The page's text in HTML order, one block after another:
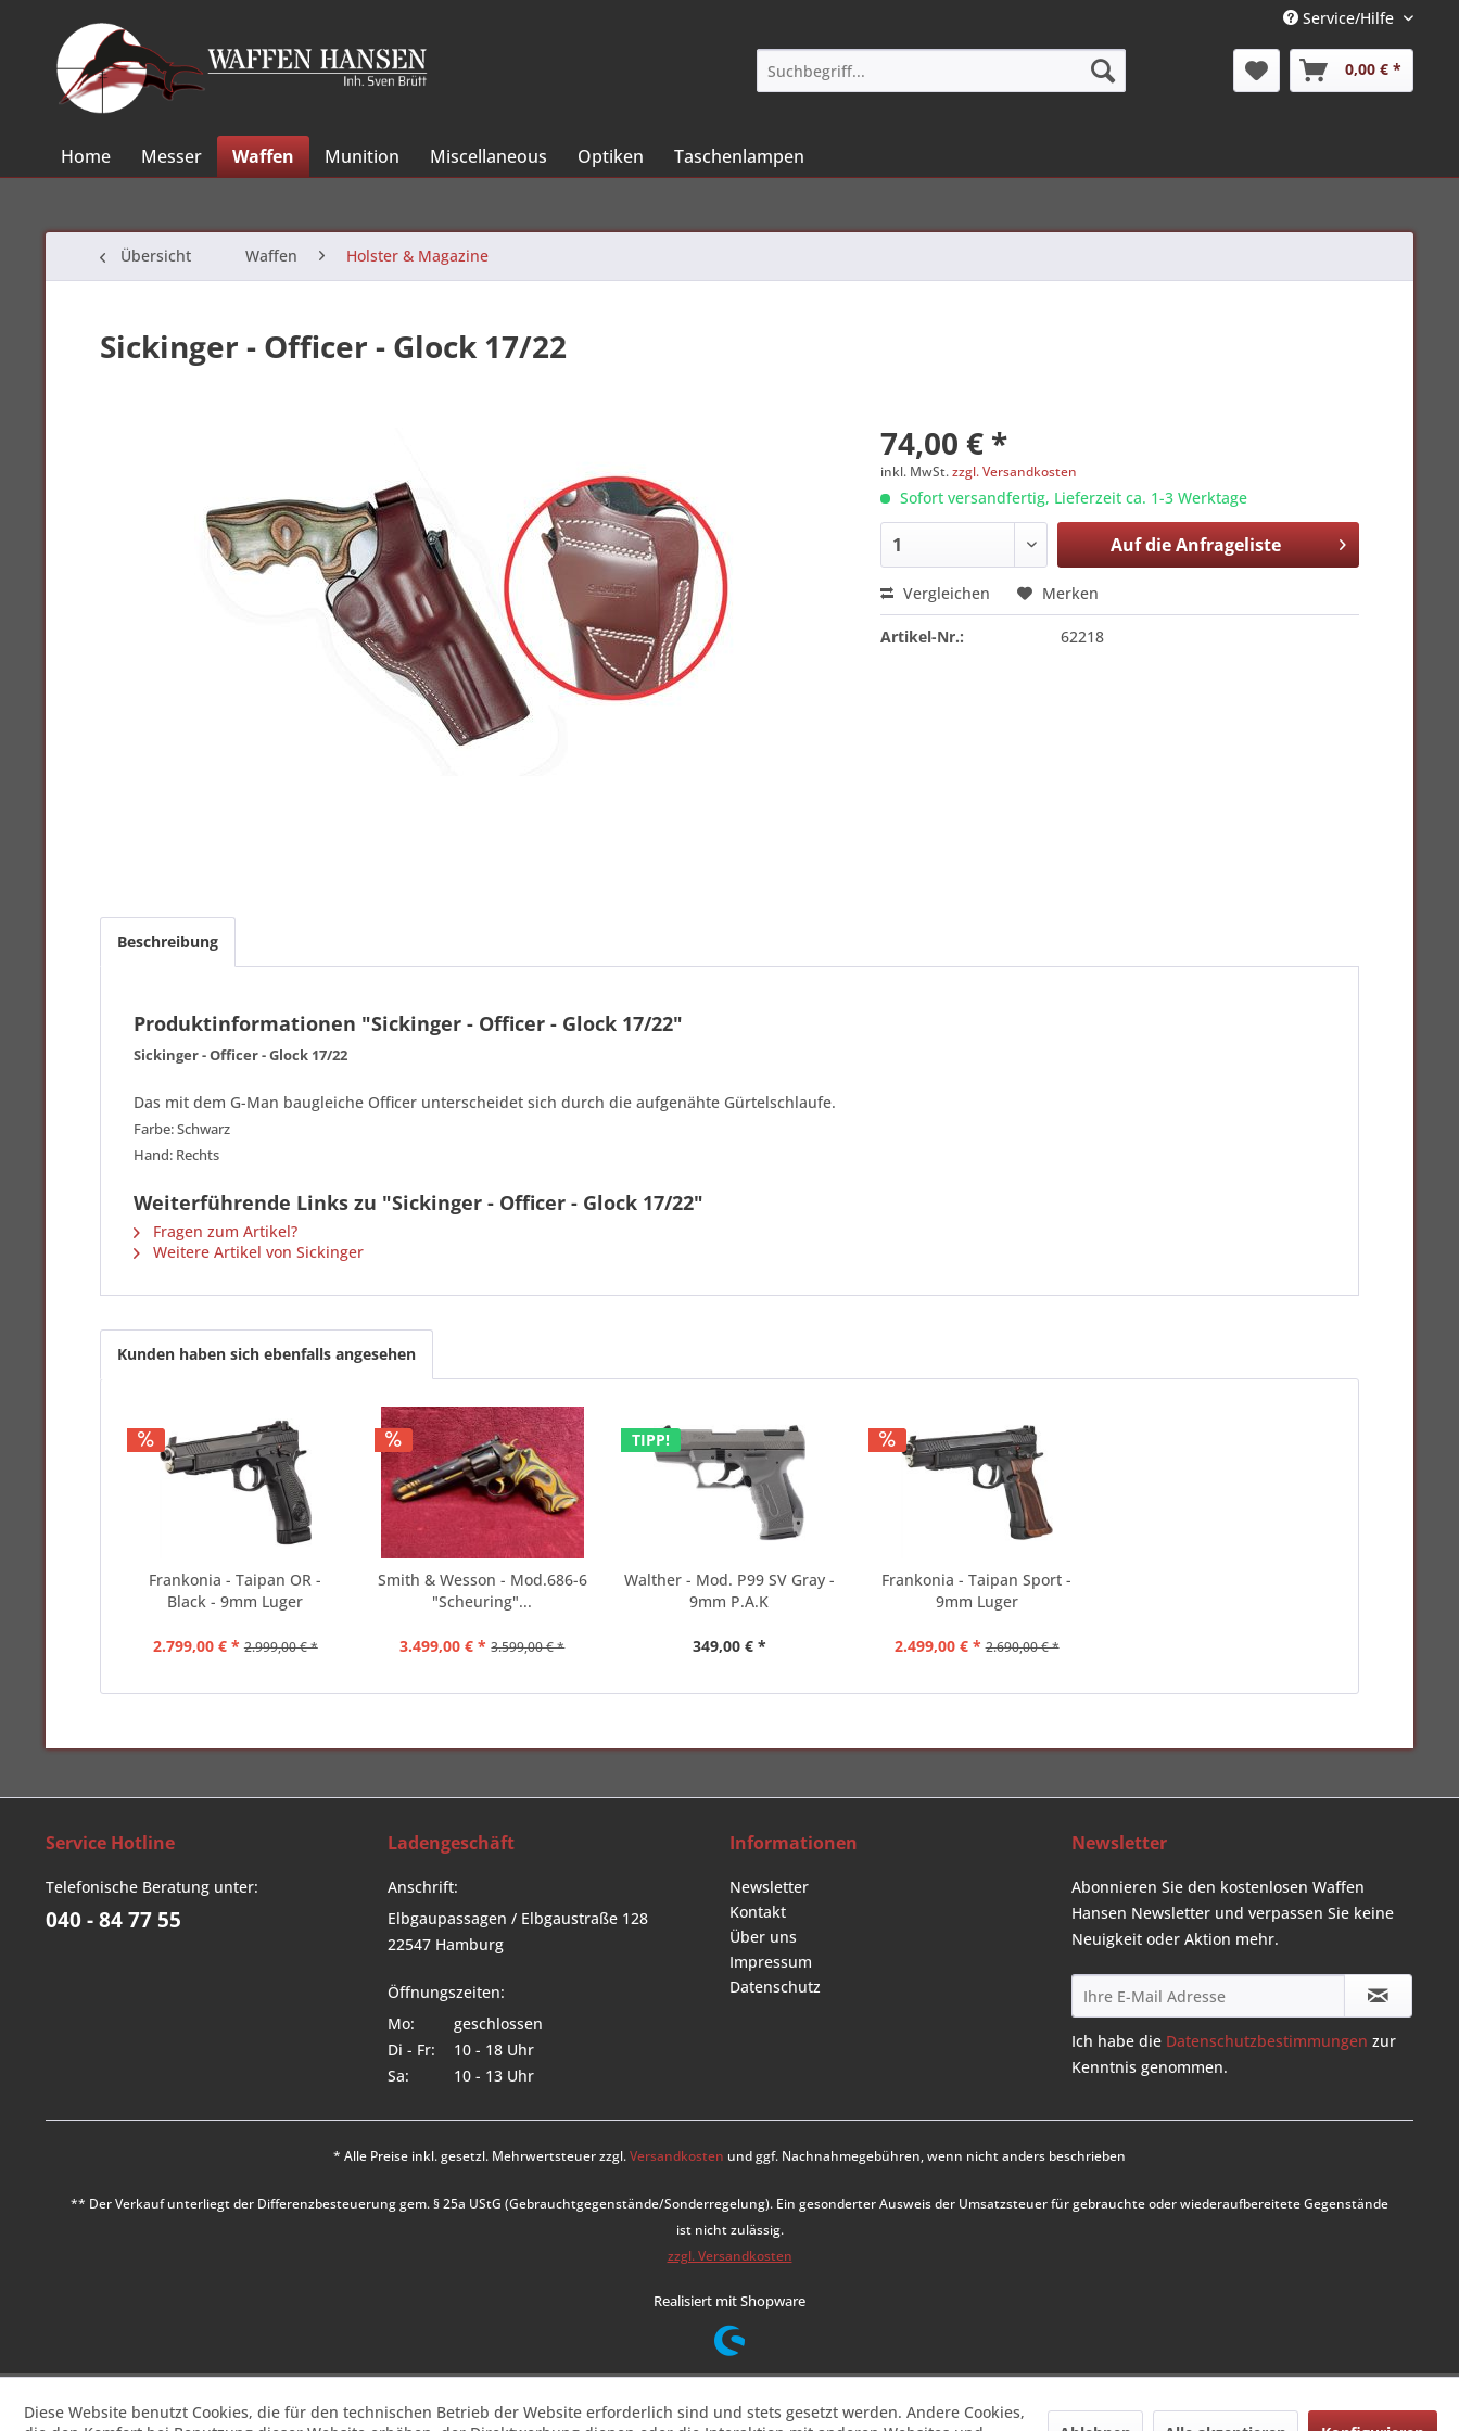
Service/Hilfe
0,00 € *
Home Messer Waffen Munition Miscellaneous Optiken Taschenlampen
Übersicht Waffen Holster & Magazine
Sickinger - Officer - Glock 17/22
74,00 € *
inkl. MwSt.zzgl. Versandkosten
Sofort versandfertig, Lieferzeit ca. 1-3 Werktage
Auf dieAnfrageliste
Vergleichen Merken
Artikel-Nr.: 62218
Beschreibung
Produktinformationen "Sickinger - Officer - Glock 17/22"
Sickinger - Officer - Glock 17/22
Das mit dem G-Man baugleiche Officer unterscheidet sich durch die aufgenähte Gürtelschlaufe.
Farbe: Schwarz
Hand: Rechts
Weiterführende Links zu "Sickinger - Officer - Glock 17/22"
Fragen zum Artikel?
Weitere Artikel von Sickinger
Kunden haben sich ebenfalls angesehen
Frankonia - Taipan OR -
Black - 9mm Luger
2.799,00 € * 2.999,00 € *
Smith & Wesson - Mod.686-6
"Scheuring"...
3.499,00 € * 3.599,00 € *
TIPP!
Walther - Mod. P99 SV Gray -
9mm P.A.K
349,00 € *
Frankonia - Taipan Sport -
9mm Luger
2.499,00 € * 2.690,00 € *
Service Hotline
Telefonische Beratung unter:
040 - 84 77 55
Ladengeschäft
Anschrift:
Elbgaupassagen / Elbgaustraße 128
22547 Hamburg
Öffnungszeiten:
Mo:
geschlossen
Di - Fr:
10 - 18 Uhr
Sa:
10 - 13 Uhr
Informationen
Newsletter
Kontakt
Über uns
Impressum
Datenschutz
Newsletter
Abonnieren Sie den kostenlosen Waffen
Hansen Newsletter und verpassen Sie keine
Neuigkeit oder Aktion mehr.
Ich habe die Datenschutzbestimmungen zur
Kenntnis genommen.
* Alle Preise inkl. gesetzl. Mehrwertsteuer zzgl.Versandkosten und ggf. Nachnahmegebühren, wenn nicht anders beschrieben
** Der Verkauf unterliegt der Differenzbesteuerung gem. § 25a UStG (Gebrauchtgegenstände/Sonderregelung). Ein gesonderter Ausweis der Umsatzsteuer für gebrauchte oder wiederaufbereitete Gegenstände
ist nicht zulässig.
zzgl. Versandkosten
Realisiert mit Shopware
Diese Website benutzt Cookies, die für den technischen Betrieb der Website erforderlich sind und stets gesetzt werden. Andere Cookies,